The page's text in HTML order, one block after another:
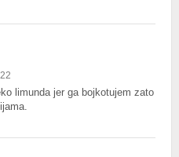
limunda jer ga bojkotujem zato